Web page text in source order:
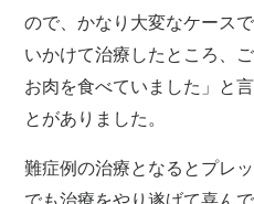
ので、かなり大変なケース
いかけて治療したところ、
お肉を食べていました」と
とがありました。
難症例の治療となるとプレ